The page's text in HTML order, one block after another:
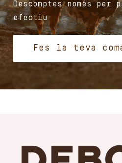
Descomptes només per
efectiu
Fes la teva